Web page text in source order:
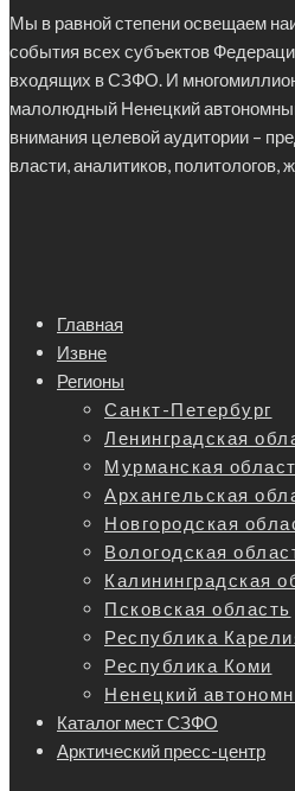
Мы в равной степени освещаем
события всех субъектов
входящих в СЗФО. И
малолюдный Ненецкий
внимания целевой аудитории –
власти, аналитиков, политологов,
Главная
Извне
Регионы
Санкт-Петербург
Ленинградская
Мурманская
Архангельская
Новгородская
Вологодская
Калининградская
Псковская область
Республика
Республика Коми
Ненецкий
Каталог мест СЗФО
Арктический пресс-центр